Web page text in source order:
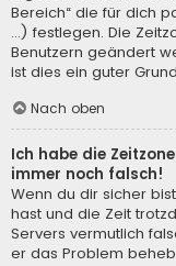
Bereich“ die für dich
...) festlegen. Die
Benutzern geändert
ist dies ein guter
Nach oben
Ich habe die
immer noch falsch!
Wenn du dir sicher
hast und die Zeit
Servers vermutlich
er das Problem